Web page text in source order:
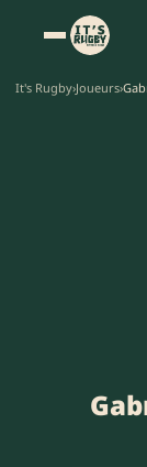
It's Rugby›Joueurs›